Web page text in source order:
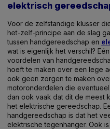
elektrisch
Voor de zelfstandige klusser
het-zelf-principe aan de slag
tussen handgereedschap en
wat is eigenlijk het verschil?
voordelen van
hoeft te maken over een lege
ook geen zorgen te maken
motoronderdelen die
dan ook vaak dat dit de meest
het elektrische gereedschap.
handgereedschap is dat het
elektrische tegenhanger. Ook